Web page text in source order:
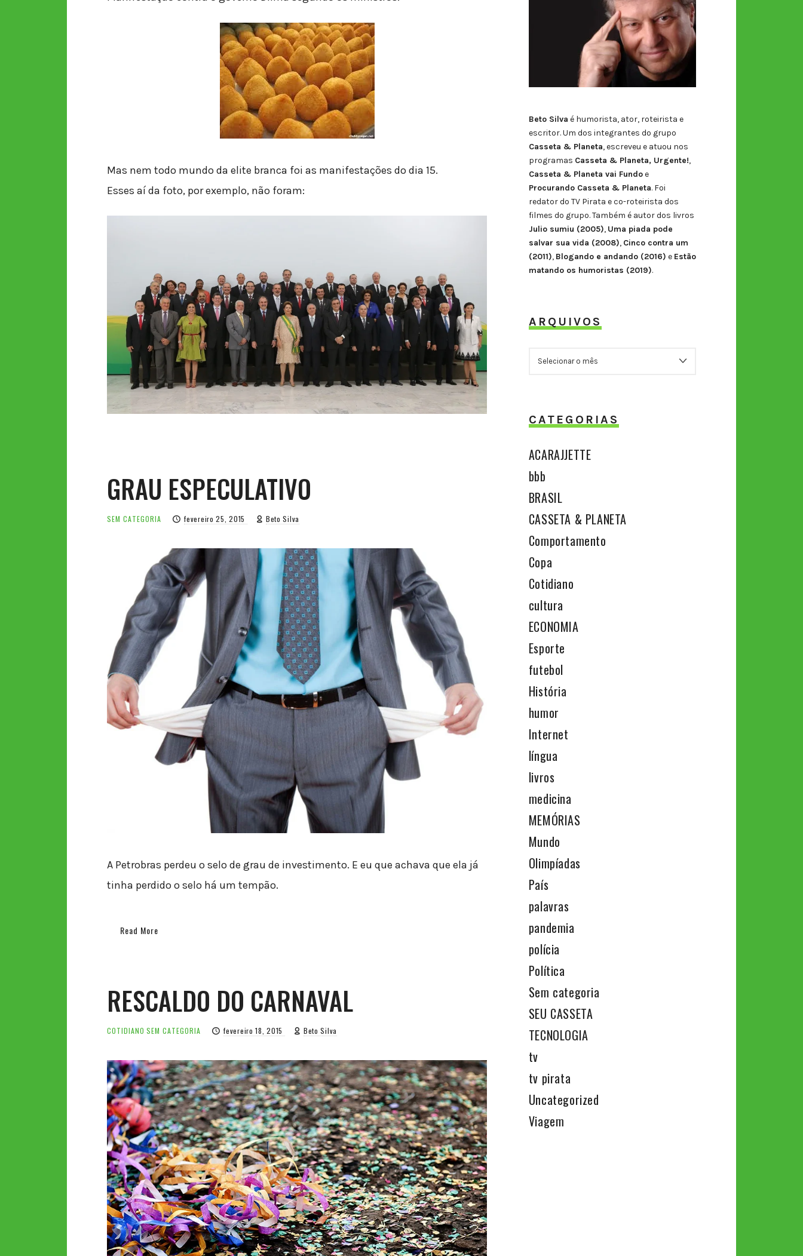
Mas nem todo mundo da elite branca foi as manifestações do dia 15.
Esses aí da foto, por exemplo, não foram:
GRAU ESPECULATIVO
SEM CATEGORIA fevereiro 25, 2015 Beto Silva
A Petrobras perdeu o selo de grau de investimento. E eu que achava que ela já
tinha perdido o selo há um tempão.
Read More
RESCALDO DO CARNAVAL
COTIDIANO SEM CATEGORIA fevereiro 18, 2015 Beto Silva
Beto Silva é humorista, ator, roteirista e
escritor. Um dos integrantes do grupo
Casseta & Planeta, escreveu e atuou nos
programas Casseta & Planeta, Urgente!,
Casseta & Planeta vai Fundoe
Procurando Casseta & Planeta. Foi
redator do TV Pirata e co-roteirista dos
filmes do grupo. Também é autor dos livros
Julio sumiu (2005), Uma piada pode
salvar sua vida (2008), Cinco contra um
(2011), Blogando e andando (2016) e Estão
matando os humoristas (2019).
ARQUIVOS
CATEGORIAS
ACARAJJETTE
bbb
BRASIL
CASSETA & PLANETA
Comportamento
Copa
Cotidiano
cultura
ECONOMIA
Esporte
futebol
História
humor
Internet
língua
livros
medicina
MEMÓRIAS
Mundo
Olimpíadas
País
palavras
pandemia
polícia
Política
Sem categoria
SEU CASSETA
TECNOLOGIA
tv
tv pirata
Uncategorized
Viagem